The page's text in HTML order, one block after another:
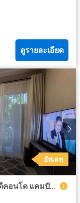
ดูรายละเอียด
อัพเดท
ขาย คอนโด 2 ห้องนอน ในโครงการ ดีคอนโด แคมปัส รีสอร์ท กู้กู ภูเก็ต